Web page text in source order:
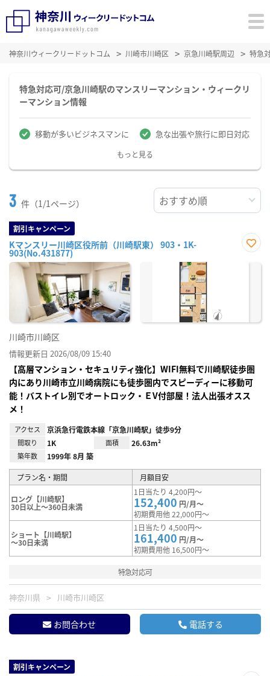
神奈川ウィークリードットコム 川崎市川崎区 京急川崎駅周辺 特急
特急対応可/京急川崎駅のマンスリーマンション・ウィークリ
ーマンション情報
移動が多いビジネスマンに 急な出張や旅行に即日対応
もっと見る
3 件（1/1ページ）
割引キャンペーン
Kマンスリー川崎区役所前（川崎駅東） 903・1K-
903(No.431877)
に入
川崎市川崎区
情報更新日 2026/08/09 15:40
【高層マンション・セキュリティ強化】WIFI無料で川崎駅徒歩圏
内にあり川崎市立川崎病院にも徒歩圏内でスピーディーに移動可
能！バストイレ別でオートロック・ＥV付部屋！法人出張オスス
メ！
アクセス 京浜急行電鉄本線「京急川崎駅」徒歩9分
間取り 1K 面積 26.63m²
築年数 1999年 8月 築
プラン名・期間 月額目安
ロング【川崎駅】
30日以上～360日未満
1日当たり 4,200円～
152,400 円/月～
初期費用他 22,000円～
ショート【川崎駅】
～30日未満
1日当たり 4,500円～
161,400 円/月～
初期費用他 16,500円～
特急対応可
神奈川県 川崎市川崎区
お問合わせ 電話する
割引キャンペーン